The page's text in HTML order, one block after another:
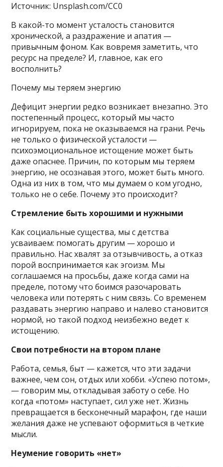
Источник: Unsplash.com/CC0
В какой-то момент усталость становится
хронической, а раздражение и апатия —
привычным фоном. Как вовремя заметить, что
ресурс на пределе? И, главное, как его
восполнить?
Почему мы теряем энергию
Дефицит энергии редко возникает внезапно. Это
постепенный процесс, который мы часто
игнорируем, пока не оказываемся на грани. Речь
не только о физической усталости —
психоэмоциональное истощение может быть
даже опаснее. Причин, по которым мы теряем
энергию, не осознавая этого, может быть много.
Одна из них в том, что мы думаем о ком угодно,
только не о себе. Почему это происходит?
Стремление быть хорошими и нужными
Как социальные существа, мы с детства
усваиваем: помогать другим — хорошо и
правильно. Нас хвалят за отзывчивость, а отказ
порой воспринимается как эгоизм. Мы
соглашаемся на просьбы, даже когда сами на
пределе, потому что боимся разочаровать
человека или потерять с ним связь. Со временем
раздавать энергию направо и налево становится
нормой, но такой подход неизбежно ведет к
истощению.
Свои потребности на втором плане
Работа, семья, быт — кажется, что эти задачи
важнее, чем сон, отдых или хобби. «Успею потом»,
— говорим мы, откладывая заботу о себе. Но
когда «потом» наступает, сил уже нет. Жизнь
превращается в бесконечный марафон, где наши
желания даже не успевают оформиться в четкие
мысли.
Неумение говорить «нет»